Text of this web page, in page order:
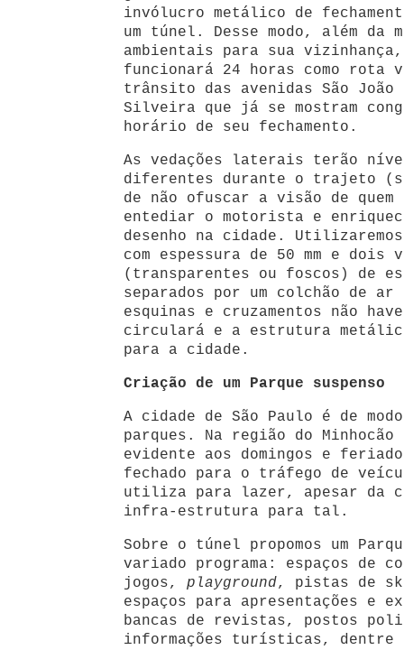
invólucro metálico de
um túnel. Desse modo, além da
ambientais para sua vizinhança,
funcionará 24 horas como rota
trânsito das avenidas São João
Silveira que já se mostram
horário de seu fechamento.
As vedações laterais terão
diferentes durante o trajeto
de não ofuscar a visão de
entediar o motorista e
desenho na cidade.
com espessura de 50 mm e dois
(transparentes ou foscos) de
separados por um colchão de ar
esquinas e cruzamentos não
circulará e a estrutura
para a cidade.
Criação de um Parque suspenso
A cidade de São Paulo é de
parques. Na região do
evidente aos domingos e
fechado para o tráfego de
utiliza para lazer, apesar da
infra-estrutura para tal.
Sobre o túnel propomos um
variado programa: espaços de
jogos, playground, pistas de
espaços para apresentações e
bancas de revistas, postos
informações turísticas,